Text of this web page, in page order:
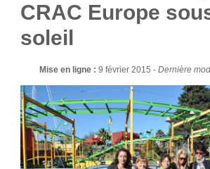
CRAC Europe
soleil
Mise en ligne :9 février 2015 -Dernière